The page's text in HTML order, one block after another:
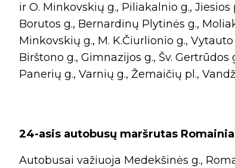
ir O. Minkovskių g., Piliakalnio g.,
Borutos g., Bernardinų Plytinės g.,
Minkovskių g., M. K.Čiurlionio g.,
Birštono g., Gimnazijos g., Šv.
Panerių g., Varnių g., Žemaičių pl.,
24-asis autobusų maršrutas
Autobusai važiuoja Medekšinės g.,